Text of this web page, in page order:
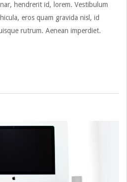
hendrerit id, lorem. Vestibulum
eros quam gravida nisl, id
rutrum. Aenean imperdiet.